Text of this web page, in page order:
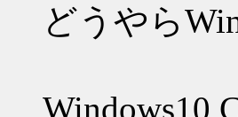
どうやら
Windows10